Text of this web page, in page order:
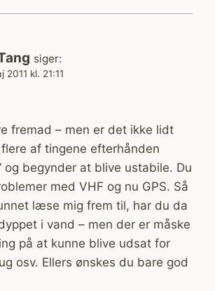
siger:
2011 kl. 21:11
fremad – men er det ikke lidt
af tingene efterhånden
og begynder at blive ustabile. Du
med VHF og nu GPS. Så
læse mig frem til, har du da
i vand – men der er måske
på at kunne blive udsat for
osv. Ellers ønskes du bare god